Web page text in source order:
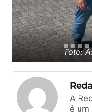
Foto:
A
é um